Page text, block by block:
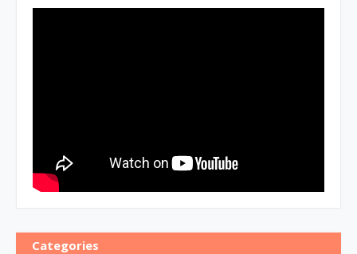
Categories